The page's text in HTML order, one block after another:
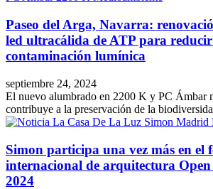
Paseo del Arga, Navarra:
led ultracálida de ATP para
contaminación lumínica
septiembre 24, 2024
El nuevo alumbrado en 2200 K y PC Ámbar
contribuye a la preservación de la
Simon participa una vez más en el
internacional de arquitectura
2024